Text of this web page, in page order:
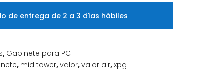
de entrega de 2 a 3 días hábiles
, Gabinete para PC
, mid tower,valor,valor air,xpg